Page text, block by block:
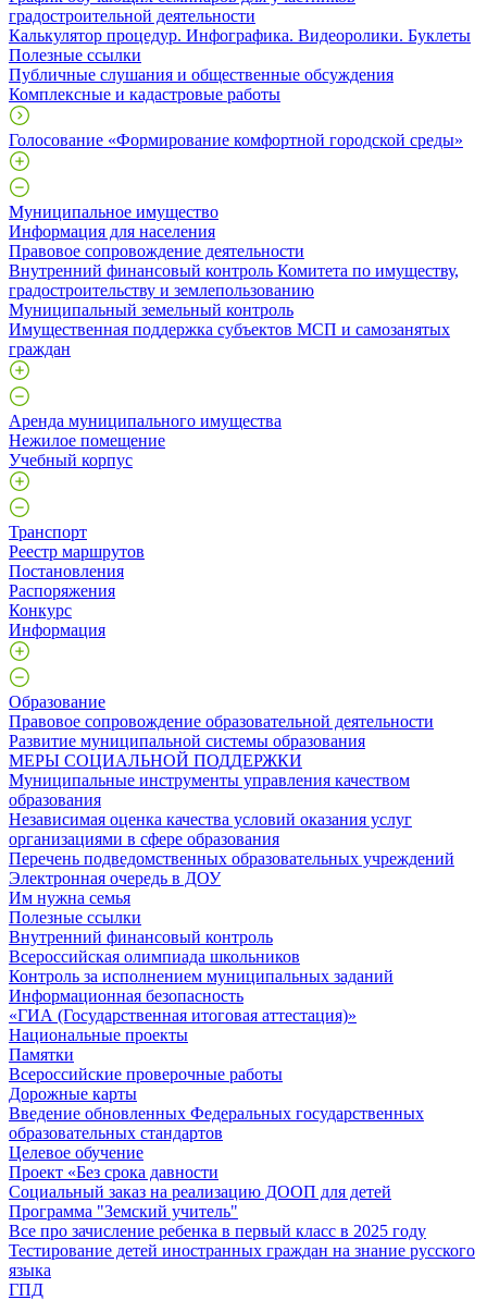
градостроительной деятельности
Калькулятор процедур. Инфографика. Видеоролики. Буклеты
Полезные ссылки
Публичные слушания и общественные обсуждения
Комплексные и кадастровые работы
Голосование «Формирование комфортной городской среды»
Муниципальное имущество
Информация для населения
Правовое сопровождение деятельности
Внутренний финансовый контроль Комитета по имуществу,
градостроительству и землепользованию
Муниципальный земельный контроль
Имущественная поддержка субъектов МСП и самозанятых
граждан
Аренда муниципального имущества
Нежилое помещение
Учебный корпус
Транспорт
Реестр маршрутов
Постановления
Распоряжения
Конкурс
Информация
Образование
Правовое сопровождение образовательной деятельности
Развитие муниципальной системы образования
МЕРЫ СОЦИАЛЬНОЙ ПОДДЕРЖКИ
Муниципальные инструменты управления качеством
образования
Независимая оценка качества условий оказания услуг
организациями в сфере образования
Перечень подведомственных образовательных учреждений
Электронная очередь в ДОУ
Им нужна семья
Полезные ссылки
Внутренний финансовый контроль
Всероссийская олимпиада школьников
Контроль за исполнением муниципальных заданий
Информационная безопасность
«ГИА (Государственная итоговая аттестация)»
Национальные проекты
Памятки
Всероссийские проверочные работы
Дорожные карты
Введение обновленных Федеральных государственных
образовательных стандартов
Целевое обучение
Проект «Без срока давности
Социальный заказ на реализацию ДООП для детей
Программа "Земский учитель"
Все про зачисление ребенка в первый класс в 2025 году
Тестирование детей иностранных граждан на знание русского
языка
ГПД